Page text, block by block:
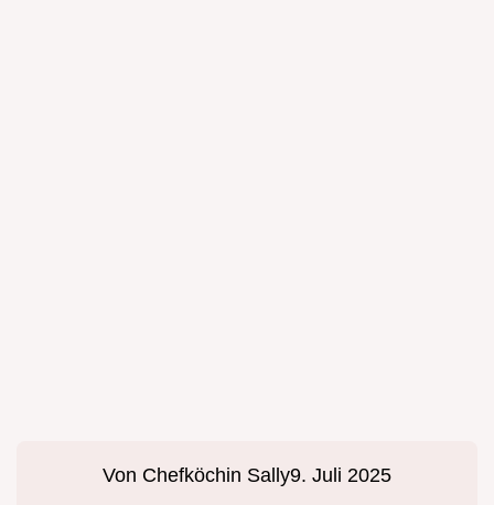
Von Chefköchin Sally9. Juli 2025